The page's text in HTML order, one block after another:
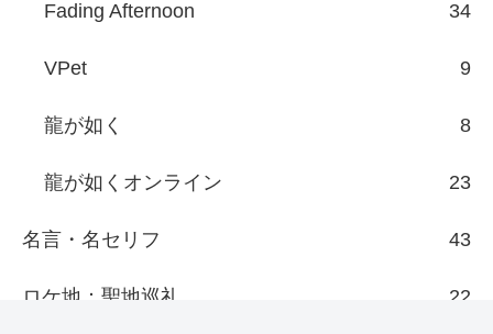
Fading Afternoon 34
VPet 9
龍が如く 8
龍が如くオンライン 23
名言・名セリフ 43
ロケ地：聖地巡礼 22